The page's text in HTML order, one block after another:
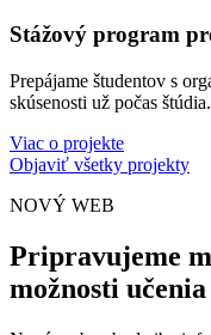
Stážový program
Prepájame študentov s
skúsenosti už počas štúdia.
Viac o projekte
Objaviť všetky projekty
NOVÝ WEB
Pripravujeme
možnosti